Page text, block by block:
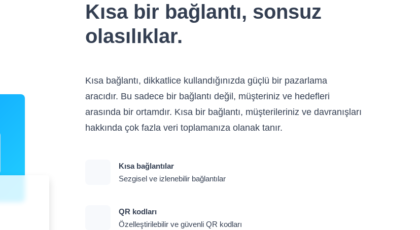
Kısa bir bağlantı, sonsuz
olasılıklar.
Kısa bağlantı, dikkatlice kullandığınızda güçlü bir pazarlama
aracıdır. Bu sadece bir bağlantı değil, müşteriniz ve hedefleri
arasında bir ortamdır. Kısa bir bağlantı, müşterileriniz ve davranışları
hakkında çok fazla veri toplamanıza olanak tanır.
Kısa bağlantılar
Sezgisel ve izlenebilir bağlantılar
QR kodları
Özelleştirilebilir ve güvenli QR kodları